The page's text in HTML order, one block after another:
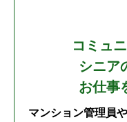
コミュ
シニア
お仕事
マンション管理員